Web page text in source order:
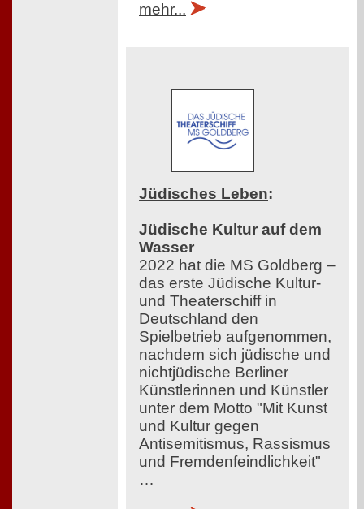
mehr...
Jüdisches Leben:
Jüdische Kultur auf dem
Wasser
2022 hat die MS Goldberg –
das erste Jüdische Kultur-
und Theaterschiff in
Deutschland den
Spielbetrieb aufgenommen,
nachdem sich jüdische und
nichtjüdische Berliner
Künstlerinnen und Künstler
unter dem Motto "Mit Kunst
und Kultur gegen
Antisemitismus, Rassismus
und Fremdenfeindlichkeit"
…